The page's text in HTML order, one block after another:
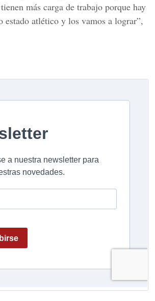
más carga de trabajo porque hay
estado atlético y los vamos a lograr”,